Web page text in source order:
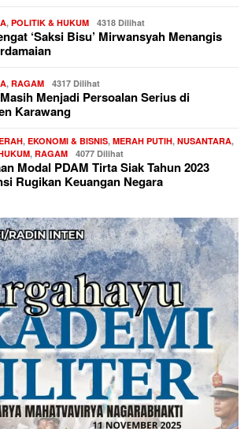
, POLITIK & HUKUM 4318 Dilihat
‘Saksi Bisu’ Mirwansyah Menangis
, RAGAM 4317 Dilihat
Menjadi Persoalan Serius di
Karawang
, EKONOMI & BISNIS, MERAH PUTIH, NUSANTARA,
, RAGAM 4077 Dilihat
Modal PDAM Tirta Siak Tahun 2023
Rugikan Keuangan Negara